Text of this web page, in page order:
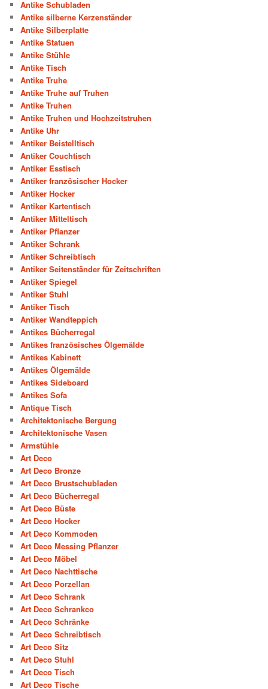
Antike Schubladen
Antike silberne Kerzenständer
Antike Silberplatte
Antike Statuen
Antike Stühle
Antike Tisch
Antike Truhe
Antike Truhe auf Truhen
Antike Truhen
Antike Truhen und Hochzeitstruhen
Antike Uhr
Antiker Beistelltisch
Antiker Couchtisch
Antiker Esstisch
Antiker französischer Hocker
Antiker Hocker
Antiker Kartentisch
Antiker Mitteltisch
Antiker Pflanzer
Antiker Schrank
Antiker Schreibtisch
Antiker Seitenständer für Zeitschriften
Antiker Spiegel
Antiker Stuhl
Antiker Tisch
Antiker Wandteppich
Antikes Bücherregal
Antikes französisches Ölgemälde
Antikes Kabinett
Antikes Ölgemälde
Antikes Sideboard
Antikes Sofa
Antique Tisch
Architektonische Bergung
Architektonische Vasen
Armstühle
Art Deco
Art Deco Bronze
Art Deco Brustschubladen
Art Deco Bücherregal
Art Deco Büste
Art Deco Hocker
Art Deco Kommoden
Art Deco Messing Pflanzer
Art Deco Möbel
Art Deco Nachttische
Art Deco Porzellan
Art Deco Schrank
Art Deco Schrankco
Art Deco Schränke
Art Deco Schreibtisch
Art Deco Sitz
Art Deco Stuhl
Art Deco Tisch
Art Deco Tische